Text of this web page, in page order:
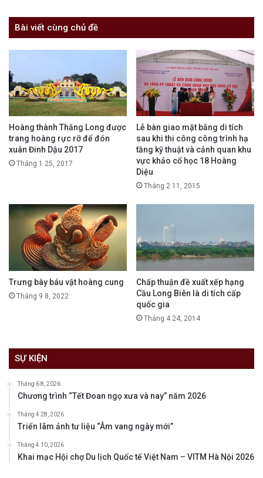
Bài viết cùng chủ đề
Hoàng thành Thăng Long được
trang hoàng rực rỡ để đón
xuân Đinh Dậu 2017
Tháng 1 25, 2017
Lễ bàn giao mặt bằng di tích
sau khi thi công công trình hạ
tầng kỹ thuật và cảnh quan khu
vực khảo cổ học 18 Hoàng
Diệu
Tháng 2 11, 2015
Trưng bày báu vật hoàng cung
Tháng 9 8, 2022
Chấp thuận đề xuất xếp hạng
Cầu Long Biên là di tích cấp
quốc gia
Tháng 4 24, 2014
SỰ KIỆN
Tháng 6 8, 2026
Chương trình “Tết Đoan ngọ xưa và nay” năm 2026
Tháng 4 28, 2026
Triển lãm ảnh tư liệu “Âm vang ngày mới”
Tháng 4 10, 2026
Khai mạc Hội chợ Du lịch Quốc tế Việt Nam – VITM Hà Nội 2026